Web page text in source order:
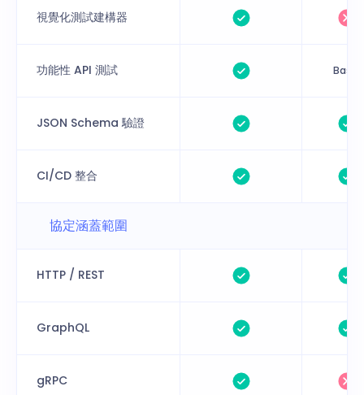
視覺化測試建構器
功能性 API 測試 Basic
JSON Schema 驗證
CI/CD 整合
協定涵蓋範圍
HTTP / REST
GraphQL
gRPC